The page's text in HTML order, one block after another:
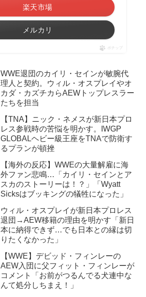
楽天市場
メルカリ
ポチップ
WWE退団のカイリ・セインが敏腕代
理人と契約。ウィル・オスプレイやオ
カダ・カズチカらAEWトップレスラー
たちを担当
【TNA】ニック・ネメスが新日本プロ
レス参戦時の苦悩を明かす。IWGP
GLOBALヘビー級王座をTNAで防衛す
るプランが頓挫
【海外の反応】WWEの大量解雇に海
外ファン悲鳴…「カイリ・セインとア
スカのストーリーは！？」「Wyatt
Sicksはブッキングの犠牲になった」
ウィル・オスプレイが新日本プロレス
退団→AEW移籍の理由を明かす「新日
本に納得できず…でも日本との縁は切
りたくなかった」
【WWE】デビッド・フィンレーの
AEW入団に父フィット・フィンレーが
コメント「お前がつるんでる犬連中な
んて処分しちまえ！」